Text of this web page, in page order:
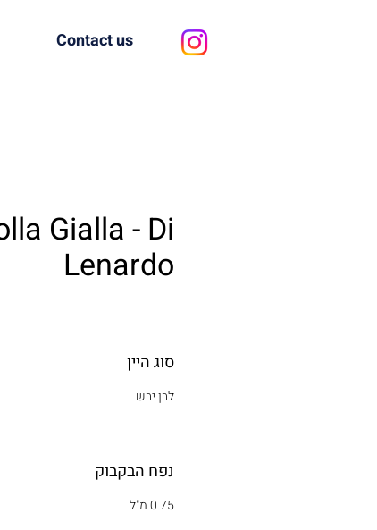
Contact us
Gialla - Di
Lenardo
סוג היין
לבן יבש
נפח הבקבוק
0.75 מ"ל